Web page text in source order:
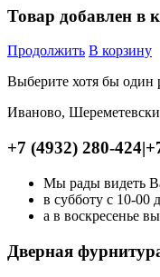
Товар добавлен в
Продолжить В корзину
Выберите хотя бы один
Иваново,
+7 (4932) 280-424|
Мы рады видеть
в субботу с 10-00
а в воскресенье
Дверная